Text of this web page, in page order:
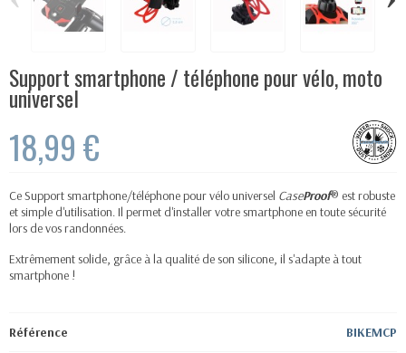
Support smartphone / téléphone pour vélo, moto
universel
18,99 €
Ce Support smartphone/téléphone pour vélo universel CaseProof® est robuste
et simple d'utilisation. Il permet d'installer votre smartphone en toute sécurité
lors de vos randonnées.
Extrêmement solide, grâce à la qualité de son silicone, il s'adapte à tout
smartphone !
Référence BIKEMCP